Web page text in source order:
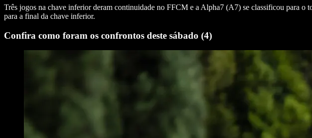
Três jogos na chave inferior deram continuidade no FFCM e a Alpha7 (A7) se classificou para o
para a final da chave inferior.
Confira como foram os confrontos deste sábado (4)